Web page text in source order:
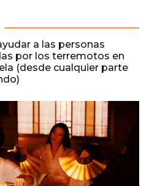
a las personas
por los terremotos en
(desde cualquier parte